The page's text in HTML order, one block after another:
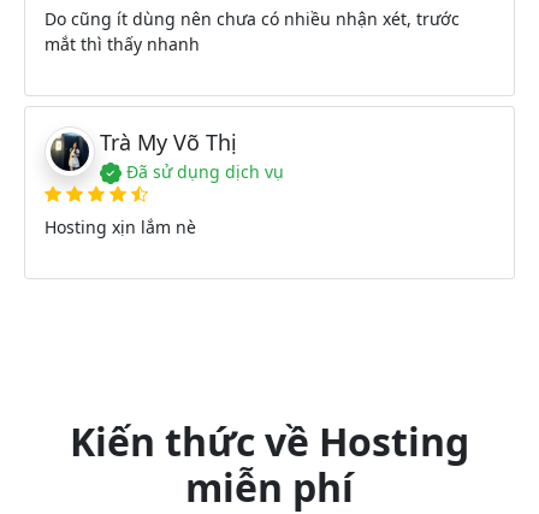
Do cũng ít dùng nên chưa có nhiều nhận xét, trước
mắt thì thấy nhanh
Trà My Võ Thị
Đã sử dụng dịch vụ
Hosting xịn lắm nè
Kiến thức về Hosting
miễn phí